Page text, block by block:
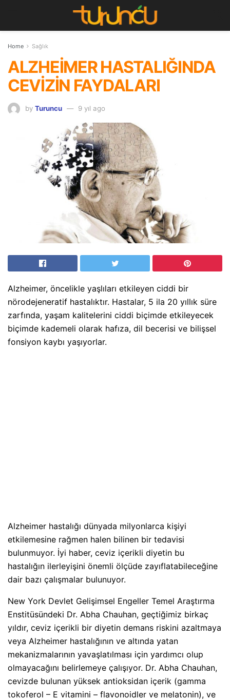
Home Sağlık
ALZHEİMER HASTALIĞINDA
CEVİZİN FAYDALARI
by Turuncu 9 yıl ago
Alzheimer, öncelikle yaşlıları etkileyen ciddi bir
nörodejeneratif hastalıktır. Hastalar, 5 ila 20 yıllık süre
zarfında, yaşam kalitelerini ciddi biçimde etkileyecek
biçimde kademeli olarak hafıza, dil becerisi ve bilişsel
fonsiyon kaybı yaşıyorlar.
Alzheimer hastalığı dünyada milyonlarca kişiyi
etkilemesine rağmen halen bilinen bir tedavisi
bulunmuyor. İyi haber, ceviz içerikli diyetin bu
hastalığın ilerleyişini önemli ölçüde zayıflatabileceğine
dair bazı çalışmalar bulunuyor.
New York Devlet Gelişimsel Engeller Temel Araştırma
Enstitüsündeki Dr. Abha Chauhan, geçtiğimiz birkaç
yıldır, ceviz içerikli bir diyetin demans riskini azaltmaya
veya Alzheimer hastalığının ve altında yatan
mekanizmalarının yavaşlatılması için yardımcı olup
olmayacağını belirlemeye çalışıyor. Dr. Abha Chauhan,
cevizde bulunan yüksek antioksidan içerik (gamma
tokoferol – E vitamini – flavonoidler ve melatonin), ve